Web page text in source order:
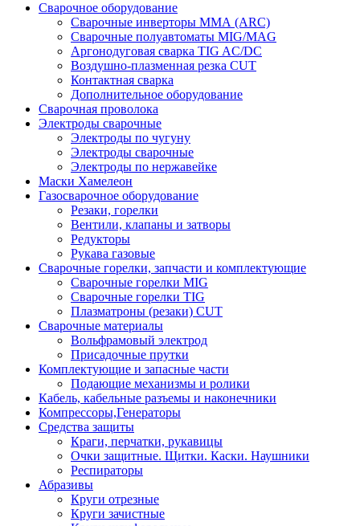
Сварочное оборудование
Сварочные инверторы ММА (ARC)
Сварочные полуавтоматы MIG/MAG
Аргонодуговая сварка TIG AC/DC
Воздушно-плазменная резка CUT
Контактная сварка
Дополнительное оборудование
Сварочная проволока
Электроды сварочные
Электроды по чугуну
Электроды сварочные
Электроды по нержавейке
Маски Хамелеон
Газосварочное оборудование
Резаки, горелки
Вентили, клапаны и затворы
Редукторы
Рукава газовые
Сварочные горелки, запчасти и комплектующие
Сварочные горелки MIG
Сварочные горелки TIG
Плазматроны (резаки) CUT
Сварочные материалы
Вольфрамовый электрод
Присадочные прутки
Комплектующие и запасные части
Подающие механизмы и ролики
Кабель, кабельные разъемы и наконечники
Компрессоры,Генераторы
Средства защиты
Краги, перчатки, рукавицы
Очки защитные. Щитки. Каски. Наушники
Респираторы
Абразивы
Круги отрезные
Круги зачистные